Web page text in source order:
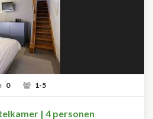
0 1-5
| 4 personen